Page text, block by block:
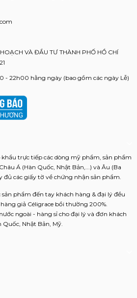
VÀ ĐẦU TƯ THÀNH PHỐ HỒ CHÍ
- 22h00 hằng ngày (bao gồm các ngày Lễ)
trực tiếp các dòng mỹ phẩm, sản phẩm
Á (Hàn Quốc, Nhật Bản,...) và Âu (Ba
đủ các giấy tờ về chứng nhận sản phẩm.
sản phẩm đến tay khách hàng & đại lý đều
giả Céligrace bồi thường 200%.
ngoài - hàng sỉ cho đại lý và đơn khách
Quốc, Nhật Bản, Mỹ.